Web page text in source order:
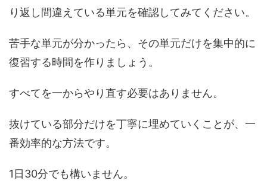
り返し間違えている単元を確認してみてください。
苦手な単元が分かったら、その単元だけを集中的に
復習する時間を作りましょう。
すべてを一からやり直す必要はありません。
抜けている部分だけを丁寧に埋めていくことが、一
番効率的な方法です。
1日30分でも構いません。